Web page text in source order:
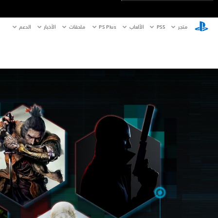
متجر PS5‏ الألعاب PS Plus ملحقات الأخبار الدعم